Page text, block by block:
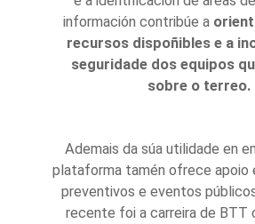
información contribúe a
recursos dispoñibles e a
seguridade dos equipos
sobre o terreo.
Ademais da súa utilidade en
plataforma tamén ofrece apoio
preventivos e eventos
recente foi a carreira de BTT